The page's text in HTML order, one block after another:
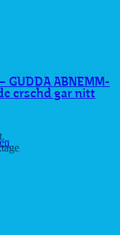
ABNEMM-
erschd gar nitt